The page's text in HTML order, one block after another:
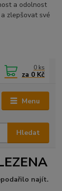
a odolnost
zlepšovat své
Menu
Hledat
0 ks
za 0 Kč
najít.